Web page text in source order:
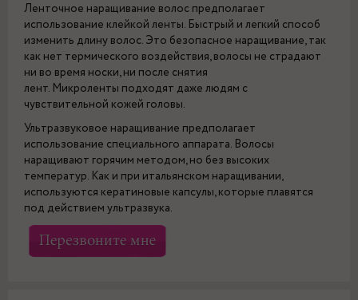
Ленточное наращивание волос предполагает
использование клейкой ленты. Быстрый и легкий способ
изменить длину волос. Это безопасное наращивание, так
как нет термического воздействия, волосы не страдают
ни во время носки, ни после снятия
лент. Микроленты подходят даже людям с
чувствительной кожей головы.
Ультразвуковое наращивание предполагает
использование специального аппарата. Волосы
наращивают горячим методом, но без высоких
температур. Как и при итальянском наращивании,
используются кератиновые капсулы, которые плавятся
под действием ультразвука.